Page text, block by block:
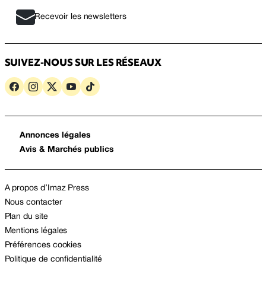
Recevoir les newsletters
SUIVEZ-NOUS SUR LES RÉSEAUX
Annonces légales
Avis & Marchés publics
A propos d’Imaz Press
Nous contacter
Plan du site
Mentions légales
Préférences cookies
Politique de confidentialité